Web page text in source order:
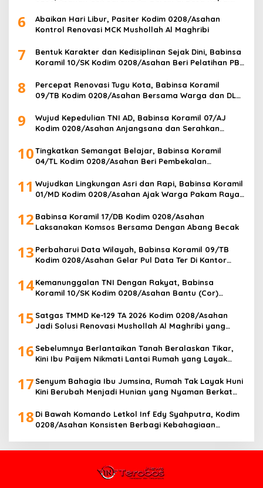
6
Abaikan Hari Libur, Pasiter Kodim 0208/Asahan
Kontrol Renovasi MCK Mushollah Al Maghribi
7
Bentuk Karakter dan Kedisiplinan Sejak Dini, Babinsa
Koramil 10/SK Kodim 0208/Asahan Beri Pelatihan PBB
8
Percepat Renovasi Tugu Kota, Babinsa Koramil
09/TB Kodim 0208/Asahan Bersama Warga dan DLH
9
Wujud Kepedulian TNI AD, Babinsa Koramil 07/AJ
Kodim 0208/Asahan Anjangsana dan Serahkan
10Tingkatkan Semangat Belajar, Babinsa Koramil
04/TL Kodim 0208/Asahan Beri Pembekalan
11 Wujudkan Lingkungan Asri dan Rapi, Babinsa Koramil
01/MD Kodim 0208/Asahan Ajak Warga Pakam Raya
12 Babinsa Koramil 17/DB Kodim 0208/Asahan
Laksanakan Komsos Bersama Dengan Abang Becak
13 Perbaharui Data Wilayah, Babinsa Koramil 09/TB
Kodim 0208/Asahan Gelar Pul Data Ter Di Kantor
14Kemanunggalan TNI Dengan Rakyat, Babinsa
Koramil 10/SK Kodim 0208/Asahan Bantu (Cor)
15 Satgas TMMD Ke-129 TA 2026 Kodim 0208/Asahan
Jadi Solusi Renovasi Mushollah Al Maghribi yang
16 Sebelumnya Berlantaikan Tanah Beralaskan Tikar,
Kini Ibu Paijem Nikmati Lantai Rumah yang Layak
17 Senyum Bahagia Ibu Jumsina, Rumah Tak Layak Huni
Kini Berubah Menjadi Hunian yang Nyaman Berkat
18 Di Bawah Komando Letkol Inf Edy Syahputra, Kodim
0208/Asahan Konsisten Berbagi Kebahagiaan